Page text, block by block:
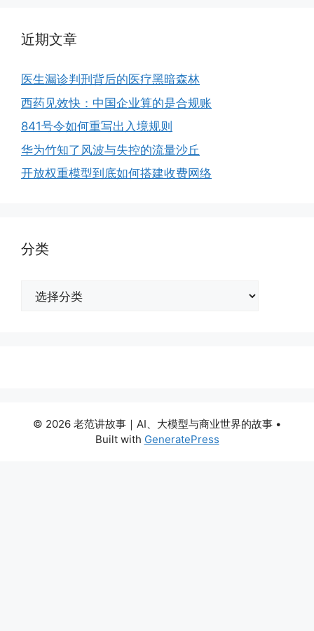
近期文章
医生漏诊判刑背后的医疗黑暗森林
西药见效快：中国企业算的是合规账
841号令如何重写出入境规则
华为竹知了风波与失控的流量沙丘
开放权重模型到底如何搭建收费网络
分类
© 2026 老范讲故事｜AI、大模型与商业世界的故事 •
Built with GeneratePress